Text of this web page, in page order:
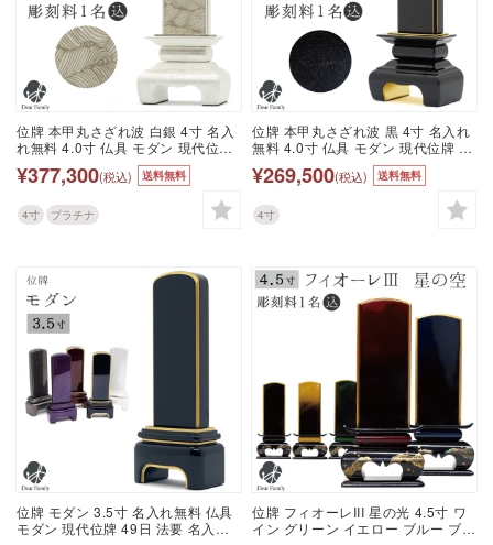
位牌 本甲丸さざれ波 白銀 4寸 名入
れ無料 4.0寸 仏具 モダン 現代位牌
49日 四十九日 法要 名入れ 彫刻 名
前 戒名 梵字 終活 供養 水子 水子供
養 本位牌 波模様 白 銀 ホワイト シ
ルバー 漆 高級 箔 プラチナ いぶし
燻し 波
¥377,300(税込) 送料無料
4寸 プラチナ
位牌 本甲丸さざれ波 黒 4寸 名入れ
無料 4.0寸 仏具 モダン 現代位牌 49
日 法要 名入れ 彫刻 名前 戒名 梵字
終活 供養 水子 水子供養 本位牌 黒
¥269,500(税込) 送料無料
4寸
位牌 モダン 3.5寸 名入れ無料 仏具
モダン 現代位牌 49日 法要 名入れ
位牌 フィオーレIII 星の光 4.5寸 ワ
イン グリーン イエロー ブルー ブラ